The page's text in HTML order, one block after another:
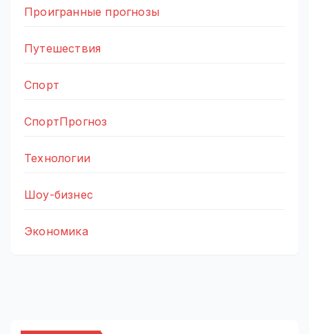
Проигранные прогнозы
Путешествия
Спорт
СпортПрогноз
Технологии
Шоу-бизнес
Экономика